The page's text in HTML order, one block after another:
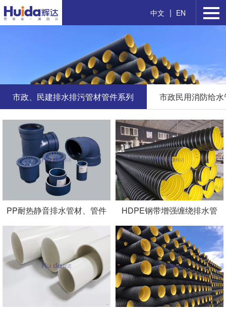
中文 | EN
市政、民建排水排污管材管件系列 市政民用消防给
PP耐热静音排水管材、管件 HDPE钢带增强缠绕排水管